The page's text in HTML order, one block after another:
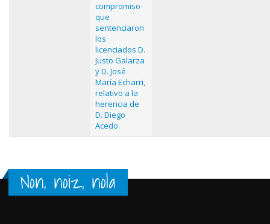
compromiso
que
sentenciaron
los
licenciados D.
Justo Galarza
y D. José
María Echarri,
relativo a la
herencia de
D. Diego
Acedo.
Non, noiz, nola